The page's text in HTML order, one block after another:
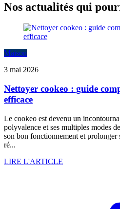
Nos actualités qui
Maison
3 mai 2026
Nettoyer cookeo : guide
efficace
Le cookeo est devenu un
polyvalence et ses multiples modes
son bon fonctionnement et prolonger
ré...
LIRE L'ARTICLE